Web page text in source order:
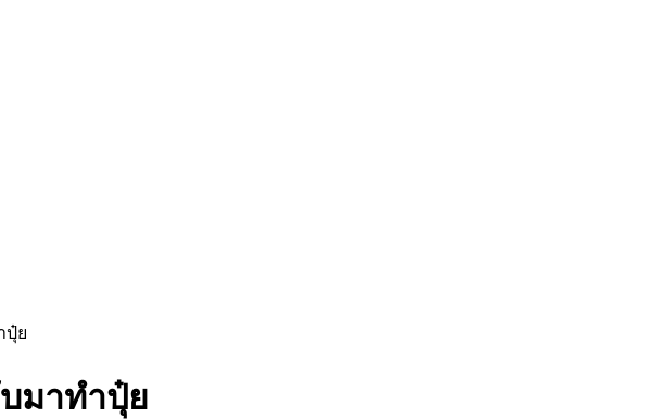
ปุ๋ย
มาทำปุ๋ย